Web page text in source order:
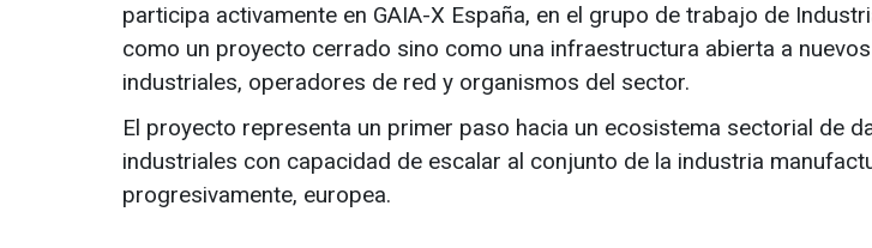
participa activamente en GAIA-X España, en el grupo de trabajo de
como un proyecto cerrado sino como una infraestructura abierta a
industriales, operadores de red y organismos del sector.
El proyecto representa un primer paso hacia un ecosistema sectorial de
industriales con capacidad de escalar al conjunto de la industria
progresivamente, europea.